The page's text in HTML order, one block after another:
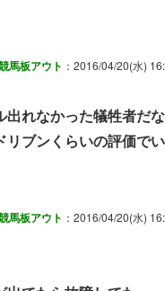
馬板アウト ：2016/04/20(水)
出れなかった犠牲者だな
リブンくらいの評価で
馬板アウト ：2016/04/20(水)